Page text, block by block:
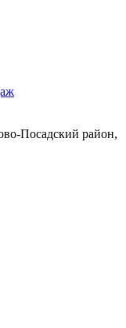
Посадский район,